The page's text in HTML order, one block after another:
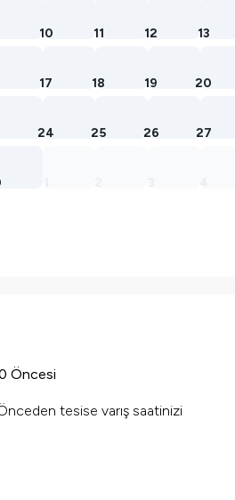
10 11 12 13
17 18 19 20
24 25 26 27
Öncesi
tesise varış saatinizi